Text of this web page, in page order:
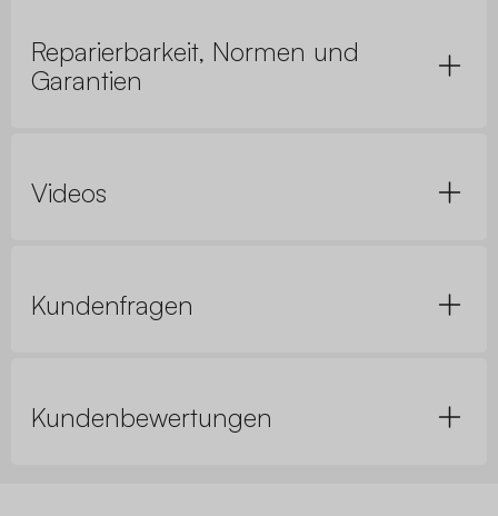
Reparierbarkeit, Normen und
Garantien
Videos
Kundenfragen
Kundenbewertungen